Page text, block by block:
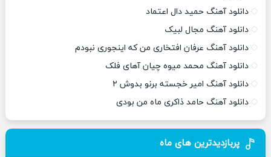
دانلود آهنگ حمید دال اعتماد
دانلود آهنگ مجال لبیک
دانلود آهنگ عرفان افتخاری من که اینجوری نبودم
دانلود آهنگ محمد میوه چیان آهای فلک
دانلود آهنگ امیر خجسته برنو بدوش ۲
دانلود آهنگ حامد ذاکری ماه من بودی
پربازدیدترین های ماه